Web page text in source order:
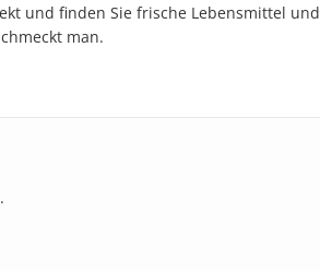
und finden Sie frische Lebensmittel und
man.